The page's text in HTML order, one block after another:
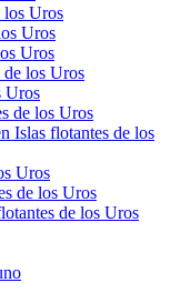
los Uros
Uros
Uros
de los Uros
Uros
de los Uros
Islas flotantes de los
Uros
de los Uros
de los Uros